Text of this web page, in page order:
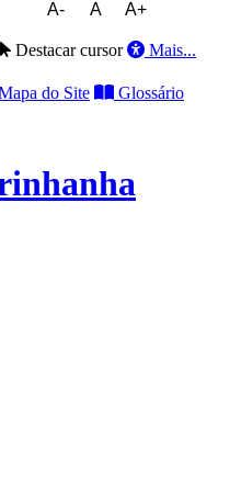
A- A A+
Destacar cursor Mais...
do Site Glossário